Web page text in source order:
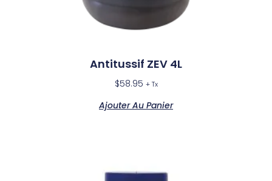
Antitussif ZEV 4L
$58.95 + Tx
Ajouter Au Panier